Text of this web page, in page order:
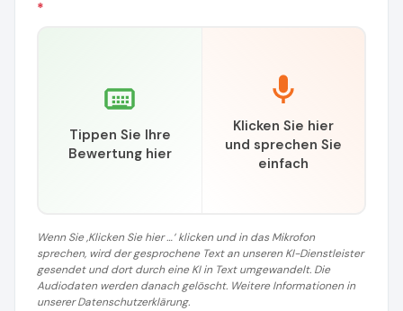
*
Tippen Sie Ihre
Bewertung hier
Klicken Sie hier
und sprechen Sie
einfach
Wenn Sie ‚Klicken Sie hier …‘ klicken und in das Mikrofon
sprechen, wird der gesprochene Text an unseren KI-Dienstleister
gesendet und dort durch eine KI in Text umgewandelt. Die
Audiodaten werden danach gelöscht. Weitere Informationen in
unserer Datenschutzerklärung.